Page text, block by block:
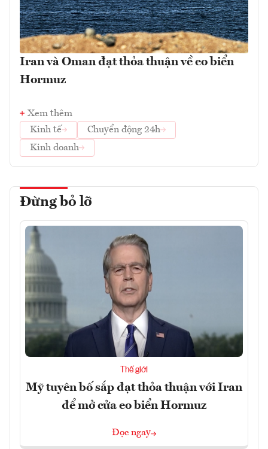
Iran và Oman đạt thỏa thuận về eo biển
Hormuz
Xem thêm
Kinh tế
Chuyển động 24h
Kinh doanh
Đừng bỏ lỡ
Thế giới
Mỹ tuyên bố sắp đạt thỏa thuận với Iran
để mở cửa eo biển Hormuz
Đọc ngay